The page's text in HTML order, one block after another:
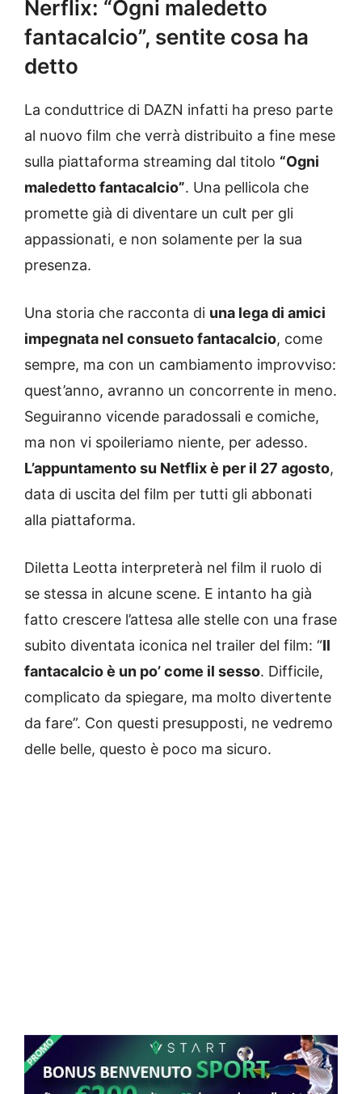
Nerflix: “Ogni maledetto
fantacalcio”, sentite cosa ha
detto
La conduttrice di DAZN infatti ha preso parte
al nuovo film che verrà distribuito a fine mese
sulla piattaforma streaming dal titolo “Ogni
maledetto fantacalcio”. Una pellicola che
promette già di diventare un cult per gli
appassionati, e non solamente per la sua
presenza.
Una storia che racconta di una lega di amici
impegnata nel consueto fantacalcio, come
sempre, ma con un cambiamento improvviso:
quest’anno, avranno un concorrente in meno.
Seguiranno vicende paradossali e comiche,
ma non vi spoileriamo niente, per adesso.
L’appuntamento su Netflix è per il 27 agosto,
data di uscita del film per tutti gli abbonati
alla piattaforma.
Diletta Leotta interpreterà nel film il ruolo di
se stessa in alcune scene. E intanto ha già
fatto crescere l’attesa alle stelle con una frase
subito diventata iconica nel trailer del film: “Il
fantacalcio è un po’ come il sesso. Difficile,
complicato da spiegare, ma molto divertente
da fare”. Con questi presupposti, ne vedremo
delle belle, questo è poco ma sicuro.